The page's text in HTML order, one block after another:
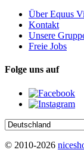
Über Equus
Kontakt
Unsere
Freie Jobs
Folge uns auf
© 2010-2026